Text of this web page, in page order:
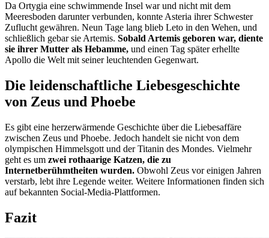
Da Ortygia eine schwimmende Insel war und nicht mit dem
Meeresboden darunter verbunden, konnte Asteria ihrer Schwester
Zuflucht gewähren. Neun Tage lang blieb Leto in den Wehen, und
schließlich gebar sie Artemis. Sobald Artemis geboren war, diente
sie ihrer Mutter als Hebamme, und einen Tag später erhellte
Apollo die Welt mit seiner leuchtenden Gegenwart.
Die leidenschaftliche Liebesgeschichte
von Zeus und Phoebe
Es gibt eine herzerwärmende Geschichte über die Liebesaffäre
zwischen Zeus und Phoebe. Jedoch handelt sie nicht von dem
olympischen Himmelsgott und der Titanin des Mondes. Vielmehr
geht es um zwei rothaarige Katzen, die zu
Internetberühmtheiten wurden. Obwohl Zeus vor einigen Jahren
verstarb, lebt ihre Legende weiter. Weitere Informationen finden sich
auf bekannten Social-Media-Plattformen.
Fazit